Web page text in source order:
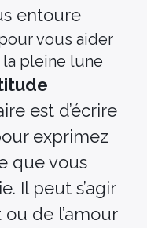
entoure
vous aider
pleine lune
est d’écrire
exprimez
que vous
Il peut s’agir
ou de l’amour